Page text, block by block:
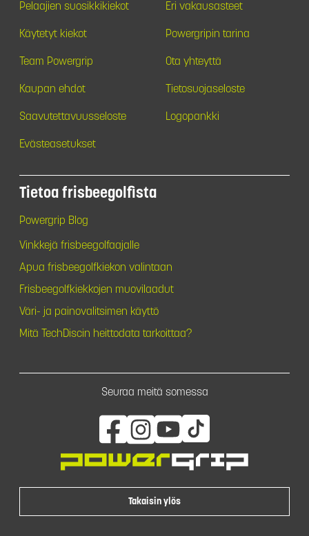
Pelaajien suosikkikiekot Eri vakausasteet
Käytetyt kiekot Powergripin tarina
Team Powergrip Ota yhteyttä
Kaupan ehdot Tietosuojaseloste
Saavutettavuusseloste Logopankki
Evästeasetukset
Tietoa frisbeegolfista
Powergrip Blog
Vinkkejä frisbeegolfaajalle
Apua frisbeegolfkiekon valintaan
Frisbeegolfkiekkojen muovilaadut
Väri- ja painovalitsimen käyttö
Mitä TechDiscin heittodata tarkoittaa?
Seuraa meitä somessa
Takaisin ylös